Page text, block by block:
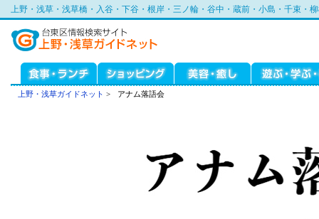
上野・浅草・浅草橋・入谷・下谷・根岸・三ノ輪・谷中・蔵前・小島・千束・
上野・浅草ガイドネット > アナム落語会